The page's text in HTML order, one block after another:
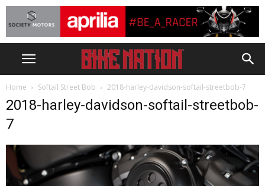
Home Softail Street Bob 2018-harley-davidson-softail-streetbob-7
2018-harley-davidson-softail-streetbob-
7